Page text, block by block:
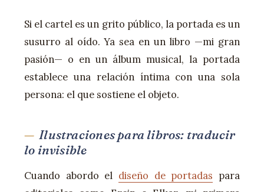
Si el cartel es un grito público, la portada es un
susurro al oído. Ya sea en un libro —mi gran
pasión— o en un álbum musical, la portada
establece una relación íntima con una sola
persona: el que sostiene el objeto.
Ilustraciones para libros: traducir
lo invisible
Cuando abordo el diseño de portadas para